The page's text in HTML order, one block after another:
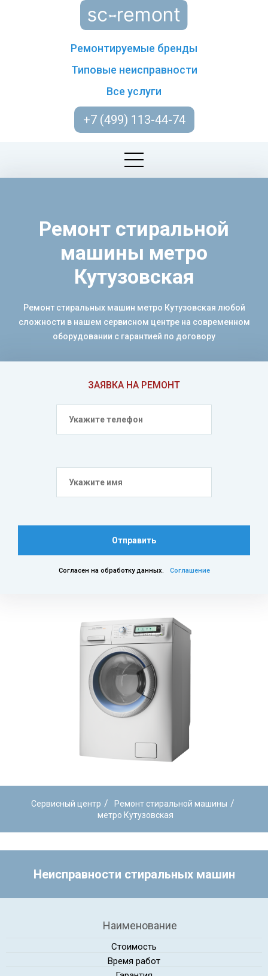
Ремонтируемые бренды
Типовые неисправности
Все услуги
+7 (499) 113-44-74
ЗАЯВКА НА РЕМОНТ
Отправить
Согласен на обработку данных. Соглашение
Ремонт стиральной
машины метро
Кутузовская
Ремонт стиральных машин метро Кутузовская любой
сложности в нашем сервисном центре на современном
оборудовании с гарантией по договору
Сервисный центр / Ремонт стиральной машины /
метро Кутузовская
Неисправности стиральных машин
Наименование
Стоимость
Время работ